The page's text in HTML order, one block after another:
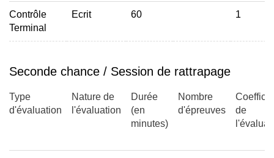
Contrôle
Terminal
Ecrit 60 1
Seconde chance / Session de rattrapage
Type
d'évaluation
Nature de
l'évaluation
Durée
(en
minutes)
Nombre
d'épreuves
de